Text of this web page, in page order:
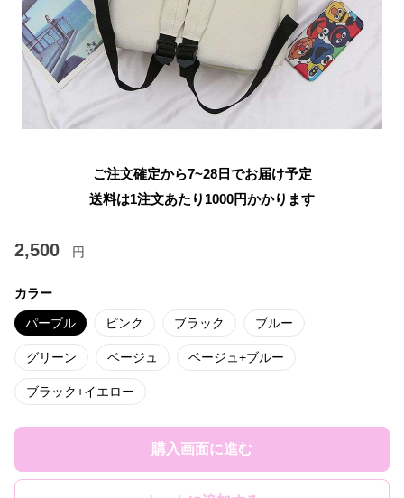
ご注文確定から7~28日でお届け予定
送料は1注文あたり 1000円かかります
2,500 円
カラー
パープル ピンク ブラック ブルー
グリーン ベージュ ベージュ+ブルー
ブラック+イエロー
購入画面に進む